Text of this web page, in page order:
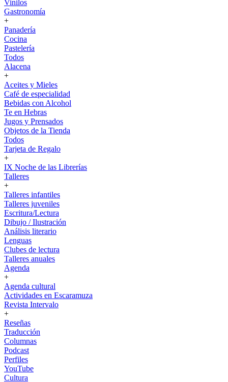
Vinilos
Gastronomía
+
Panadería
Cocina
Pastelería
Todos
Alacena
+
Aceites y Mieles
Café de especialidad
Bebidas con Alcohol
Te en Hebras
Jugos y Prensados
Objetos de la Tienda
Todos
Tarjeta de Regalo
+
IX Noche de las Librerías
Talleres
+
Talleres infantiles
Talleres juveniles
Escritura/Lectura
Dibujo / Ilustración
Análisis literario
Lenguas
Clubes de lectura
Talleres anuales
Agenda
+
Agenda cultural
Actividades en Escaramuza
Revista Intervalo
+
Reseñas
Traducción
Columnas
Podcast
Perfiles
YouTube
Cultura